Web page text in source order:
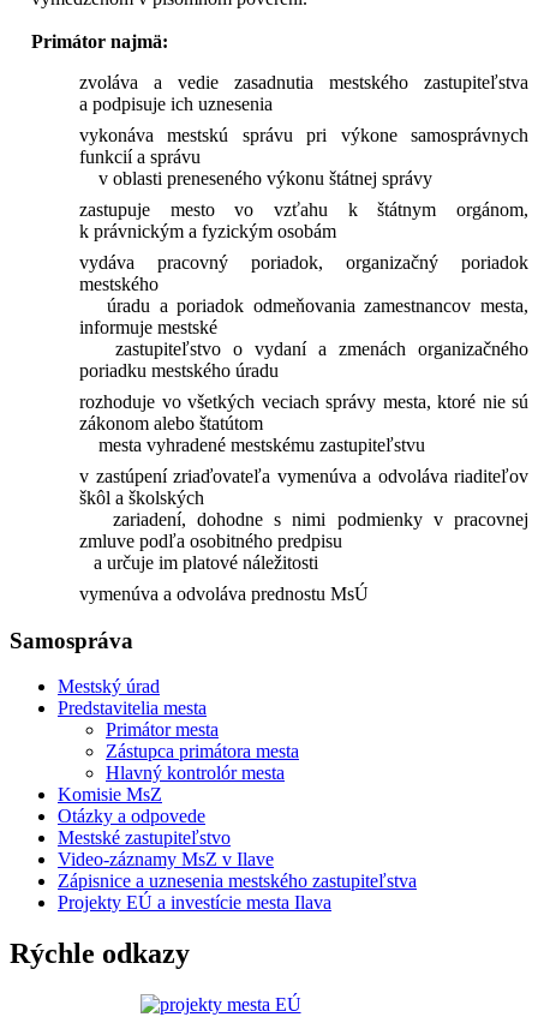
Primátor najmä:
zvoláva a vedie zasadnutia mestského zastupiteľstva
a podpisuje ich uznesenia
vykonáva mestskú správu pri výkone samosprávnych
funkcií a správu
v oblasti preneseného výkonu štátnej správy
zastupuje mesto vo vzťahu k štátnym orgánom,
k právnickým a fyzickým osobám
vydáva pracovný poriadok, organizačný poriadok
mestského
úradu a poriadok odmeňovania zamestnancov mesta,
informuje mestské
zastupiteľstvo o vydaní a zmenách organizačného
poriadku mestského úradu
rozhoduje vo všetkých veciach správy mesta, ktoré nie sú
zákonom alebo štatútom
mesta vyhradené mestskému zastupiteľstvu
v zastúpení zriaďovateľa vymenúva a odvoláva riaditeľov
škôl a školských
zariadení, dohodne s nimi podmienky v pracovnej
zmluve podľa osobitného predpisu
a určuje im platové náležitosti
vymenúva a odvoláva prednostu MsÚ
Samospráva
Mestský úrad
Predstavitelia mesta
Primátor mesta
Zástupca primátora mesta
Hlavný kontrolór mesta
Komisie MsZ
Otázky a odpovede
Mestské zastupiteľstvo
Video-záznamy MsZ v Ilave
Zápisnice a uznesenia mestského zastupiteľstva
Projekty EÚ a investície mesta Ilava
Rýchle odkazy